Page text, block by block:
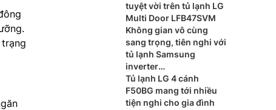
tuyệt vời trên tủ lạnh LG
Multi Door LFB47SVM
Không gian vô cùng
sang trọng, tiên nghi với
tủ lạnh Samsung
inverter
RB27N4020S9/SV
Tủ lạnh LG 4 cánh
F50BG mang tới nhiều
tiện nghi cho gia đình